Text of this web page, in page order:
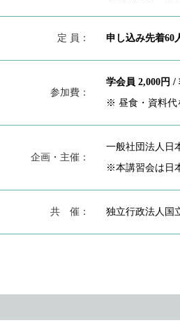
定 員： 申し込み先着60
参加費：
学会員 2,000円 /
※ 昼食・資料代
企画・主催：
一般社団法人日
※本講習会は日
共 催： 独立行政法人国